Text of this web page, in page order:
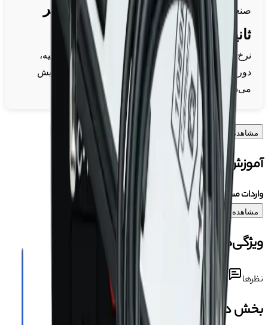
صنعتی و..
نرخ فریم – 60FPS (فریم بر
ثانیه):
نرخ فریم – 60FPS (فریم بر ثانیه):این یعنی در هر ثانیه،
دوربین یا سیستم شما ۶۰ تصویر مجزا رو ضبط یا نمایش
می‌ده.
مشاهده بیشتر
آموزش
واردات مستقیم از کارخانجات چین باآسان جی اس ام
مشاهده بیشتر
ویژگی‌های محصول
نظرها دیدگاه کاربران درباره این محصول
بخش دیدگاه‌ها